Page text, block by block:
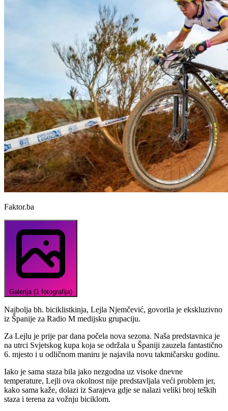
Faktor.ba
Galerija (1 fotografija)
Najbolja bh. biciklistkinja, Lejla Njemčević, govorila je ekskluzivno
iz Španije za Radio M medijsku grupaciju.
Za Lejlu je prije par dana počela nova sezona. Naša predstavnica je
na utrci Svjetskog kupa koja se održala u Španiji zauzela fantastično
6. mjesto i u odličnom maniru je najavila novu takmičarsku godinu.
Iako je sama staza bila jako nezgodna uz visoke dnevne
temperature, Lejli ova okolnost nije predstavljala veći problem jer,
kako sama kaže, dolazi iz Sarajeva gdje se nalazi veliki broj teških
staza i terena za vožnju biciklom.